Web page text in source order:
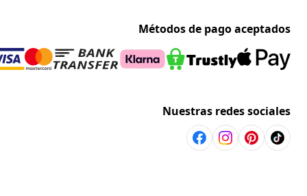
Métodos de pago aceptados
Nuestras redes sociales